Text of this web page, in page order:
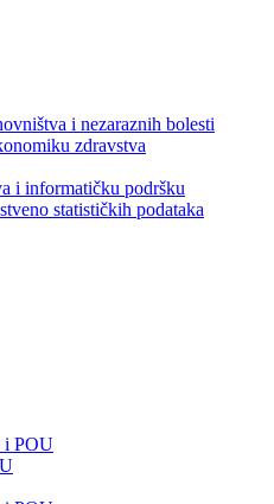
i nezaraznih bolesti
zdravstva
i informatičku podršku
statističkih podataka
i POU